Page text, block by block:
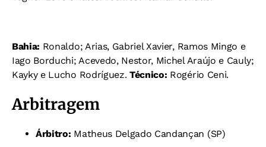
Bahia: Ronaldo; Arias, Gabriel Xavier, Ramos Mingo e
Iago Borduchi; Acevedo, Nestor, Michel Araújo e Cauly;
Kayky e Lucho Rodríguez. Técnico: Rogério Ceni.
Arbitragem
Árbitro: Matheus Delgado Candançan (SP)